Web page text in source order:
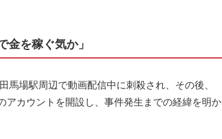
金を稼ぐ気か」
場駅周辺で動画配信中に刺殺され、その後、
アカウントを開設し、事件発生までの経緯を明か